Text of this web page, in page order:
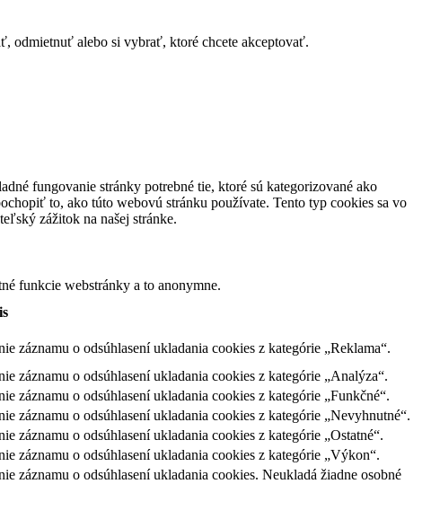
odmietnuť alebo si vybrať, ktoré chcete akceptovať.
fungovanie stránky potrebné tie, ktoré sú kategorizované ako
to, ako túto webovú stránku používate. Tento typ cookies sa vo
zážitok na našej stránke.
funkcie webstránky a to anonymne.
záznamu o odsúhlasení ukladania cookies z kategórie „Reklama“.
záznamu o odsúhlasení ukladania cookies z kategórie „Analýza“.
záznamu o odsúhlasení ukladania cookies z kategórie „Funkčné“.
záznamu o odsúhlasení ukladania cookies z kategórie „Nevyhnutné“.
záznamu o odsúhlasení ukladania cookies z kategórie „Ostatné“.
záznamu o odsúhlasení ukladania cookies z kategórie „Výkon“.
záznamu o odsúhlasení ukladania cookies. Neukladá žiadne osobné